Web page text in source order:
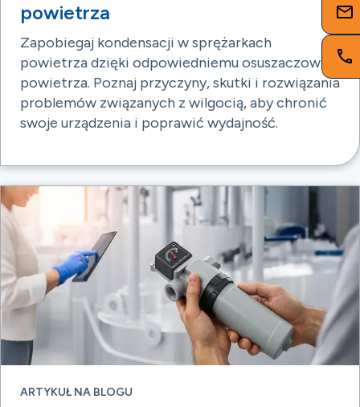
powietrza
Zapobiegaj kondensacji w sprężarkach
powietrza dzięki odpowiedniemu osuszaczowi
powietrza. Poznaj przyczyny, skutki i rozwiązania
problemów związanych z wilgocią, aby chronić
swoje urządzenia i poprawić wydajność.
ARTYKUŁ NA BLOGU